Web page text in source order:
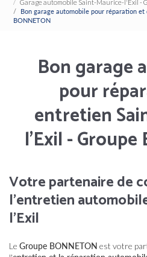
Garage automobile Saint-Maurice-l'Exil -
Bon garage automobile pour réparation
BONNETON
Bon garage
pour
entretien
l'Exil - Groupe
Votre partenaire de
l'entretien
l'Exil
Le Groupe BONNETON est votre